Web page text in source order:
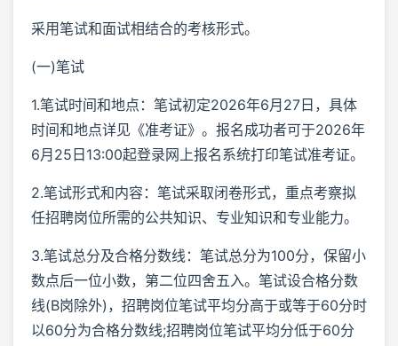
采用笔试和面试相结合的考核形式。
(一)笔试
1.笔试时间和地点：笔试初定2026年6月27日，具体
时间和地点详见《准考证》。报名成功者可于2026年
6月25日13:00起登录网上报名系统打印笔试准考证。
2.笔试形式和内容：笔试采取闭卷形式，重点考察拟
任招聘岗位所需的公共知识、专业知识和专业能力。
3.笔试总分及合格分数线：笔试总分为100分，保留小
数点后一位小数，第二位四舍五入。笔试设合格分数
线(B岗除外)，招聘岗位笔试平均分高于或等于60分时
以60分为合格分数线;招聘岗位笔试平均分低于60分